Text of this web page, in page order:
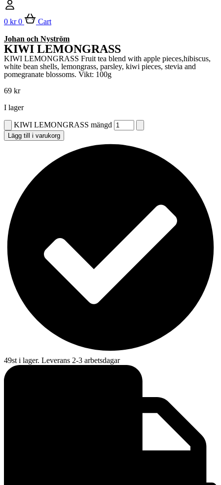
0 kr 0 Cart
Johan och Nyström
KIWI LEMONGRASS
KIWI LEMONGRASS Fruit tea blend with apple pieces,hibiscus,
white bean shells, lemongrass, parsley, kiwi pieces, stevia and
pomegranate blossoms. Vikt: 100g
69 kr
I lager
KIWI LEMONGRASS mängd
Lägg till i varukorg
49st i lager. Leverans 2-3 arbetsdagar